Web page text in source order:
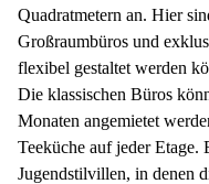
Quadratmetern an. Hier
Großraumbüros und
flexibel gestaltet werden
Die klassischen Büros
Monaten angemietet
Teeküche auf jeder
Jugendstilvillen, in denen